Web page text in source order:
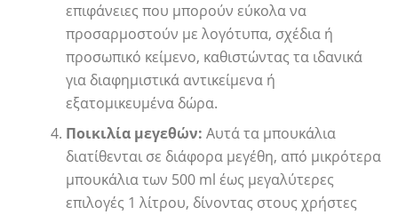
επιφάνειες που μπορούν εύκολα να
προσαρμοστούν με λογότυπα, σχέδια ή
προσωπικό κείμενο, καθιστώντας τα ιδανικά
για διαφημιστικά αντικείμενα ή
εξατομικευμένα δώρα.
Ποικιλία μεγεθών: Αυτά τα μπουκάλια
διατίθενται σε διάφορα μεγέθη, από μικρότερα
μπουκάλια των 500 ml έως μεγαλύτερες
επιλογές 1 λίτρου, δίνοντας στους χρήστες